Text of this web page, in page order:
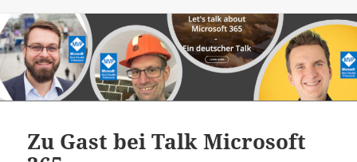
Zu Gast bei Talk Microsoft